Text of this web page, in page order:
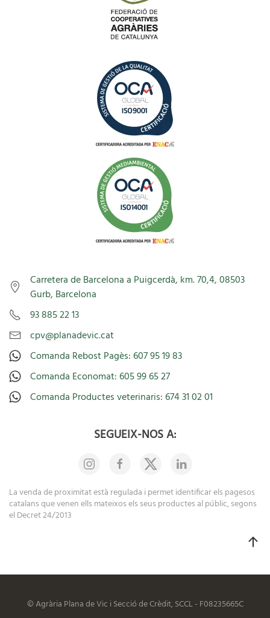
Carretera de Barcelona a Puigcerdà, km. 70,4, 08503
Gurb, Barcelona
93 885 22 13
cpv@planadevic.cat
Comanda Rebost Pagès: 607 95 19 83
Comanda Economat: 605 99 65 27
Comanda Productes veterinaris: 674 31 02 01
SEGUEIX-NOS A:
La venda de proximitat està regulada i permet identificar els pagesos
catalans que venen ells mateixos els seus productes al públic, segons
el Decret 24/2013
© Agrària Plana de Vic i Secció de Crèdit, SCCL - F08235665C